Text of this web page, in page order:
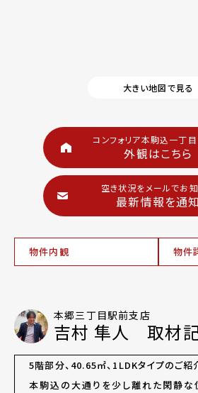
大きい地図で見る
コンフォリア本駒込一丁
外観はこちら
空き状況をメールでお
最新情報を通知
物件内観 物件
本郷三丁目駅前支店
吉村 隼人 取材
5階部分、40.65㎡、1LDKタイプのご紹
本駒込の大通りを少し離れた閑静